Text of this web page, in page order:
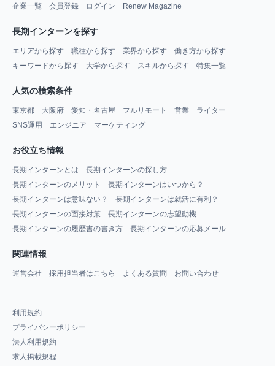
企業一覧
会員登録 ログイン Renew Magazine
長期インターンを探す
エリアから探す 職種から探す 業界から探す
働き方から探す
キーワードから探す
大学から探す スキルから探す 特集一覧
人気の検索条件
東京都 大阪府 愛知・名古屋 フルリモート 営業
ライター
SNS運用
エンジニア マーケティング
お役立ち情報
長期インターンとは
長期インターンの探し方
長期インターンのメリット
長期インターンはいつから？
長期インターンは意味ない？
長期インターンは就活に有利？
長期インターンの面接対策
長期インターンの志望動機
長期インターンの履歴書の書き方
長期インターンの応募メール
関連情報
運営会社 採用担当者はこちら よくある質問 お問い合わせ
利用規約
プライバシーポリシー
法人利用規約
求人掲載規程